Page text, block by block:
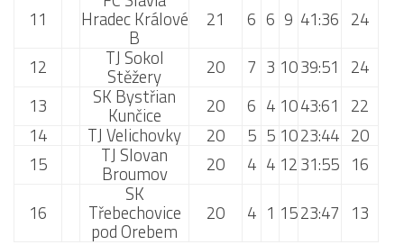
Historie MB
Zápasy MB 2025/26
Zápasy MB 2024/25
2023/24
2022/23
2020/21
2018/19
11
Hradec Králové
B
21 6 6 9 41:36 24
12
TJ Sokol
Stěžery 20 7 3 1039:51
24
13
SK Bystřian
Kunčice 20 6 4 1043:61
22
14
TJ Velichovky 20 5 5 1023:44 20
15
TJ Slovan
Broumov 20 4 4 1231:55 16
16
SK
Třebechovice
pod Orebem
20 4 1 1523:47 13